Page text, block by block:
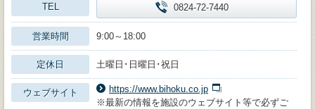
TEL 0824-72-7440
営業時間 9:00～18:00
定休日 土曜日･日曜日･祝日
ウェブサイト
https://www.bihoku.co.jp
※最新の情報を施設のウェブサイト等で必ずご